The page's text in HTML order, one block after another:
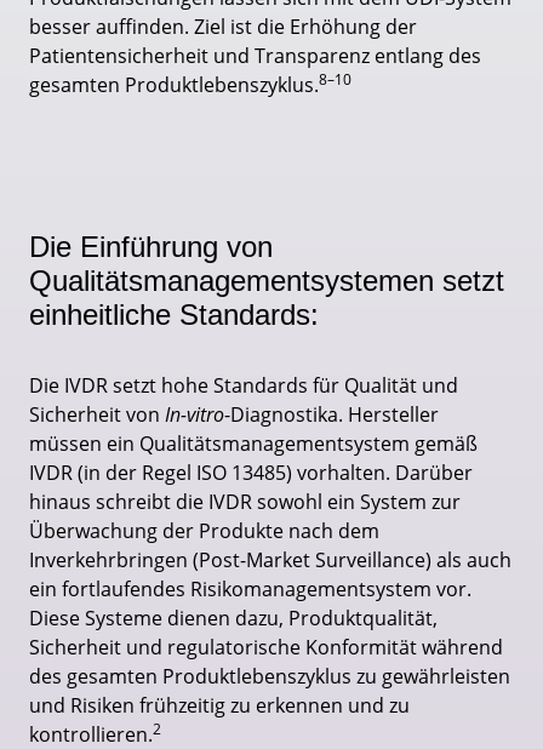
besser auffinden. Ziel ist die Erhöhung der
Patientensicherheit und Transparenz entlang des
gesamten Produktlebenszyklus.8–10
Die Einführung von
Qualitätsmanagementsystemen setzt
einheitliche Standards:
Die IVDR setzt hohe Standards für Qualität und
Sicherheit von In-vitro-Diagnostika. Hersteller
müssen ein Qualitätsmanagementsystem gemäß
IVDR (in der Regel ISO 13485) vorhalten. Darüber
hinaus schreibt die IVDR sowohl ein System zur
Überwachung der Produkte nach dem
Inverkehrbringen (Post-Market Surveillance) als auch
ein fortlaufendes Risikomanagementsystem vor.
Diese Systeme dienen dazu, Produktqualität,
Sicherheit und regulatorische Konformität während
des gesamten Produktlebenszyklus zu gewährleisten
und Risiken frühzeitig zu erkennen und zu
kontrollieren.2